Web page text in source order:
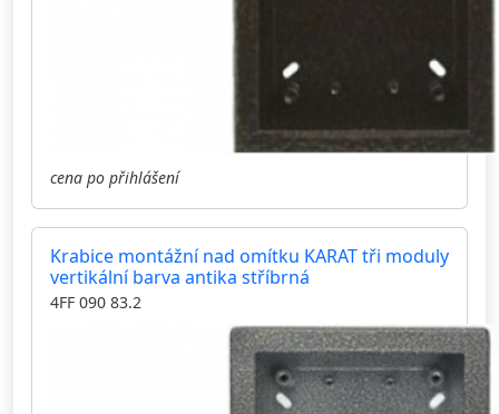
cena po přihlášení
Krabice montážní nad omítku KARAT tři moduly
vertikální barva antika stříbrná
4FF 090 83.2